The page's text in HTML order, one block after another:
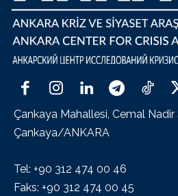
Çankaya Mahallesi, Cemal Nadir
Çankaya/ANKARA
Tel: +90 312 474 00 46
Faks: +90 312 474 00 45